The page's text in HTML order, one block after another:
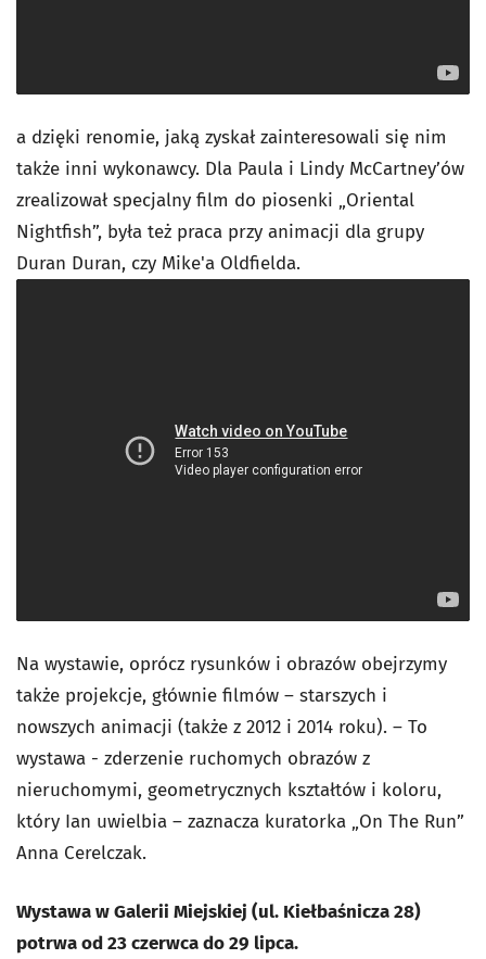
a dzięki renomie, jaką zyskał zainteresowali się nim
także inni wykonawcy. Dla Paula i Lindy McCartney’ów
zrealizował specjalny film do piosenki „Oriental
Nightfish”, była też praca przy animacji dla grupy
Duran Duran, czy Mike'a Oldfielda.
Na wystawie, oprócz rysunków i obrazów obejrzymy
także projekcje, głównie filmów – starszych i
nowszych animacji (także z 2012 i 2014 roku). – To
wystawa - zderzenie ruchomych obrazów z
nieruchomymi, geometrycznych kształtów i koloru,
który Ian uwielbia – zaznacza kuratorka „On The Run”
Anna Cerelczak.
Wystawa w Galerii Miejskiej (ul. Kiełbaśnicza 28)
potrwa od 23 czerwca do 29 lipca.